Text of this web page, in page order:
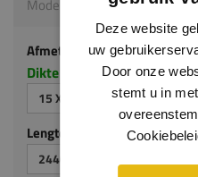
Model 0101 | 15 x 80 mm |
Afmeting
Dikte x hoogte in
15 X 80 MM
Lengte (mm)
2440 MM
Deze website
uw
Door onze
stemt u in